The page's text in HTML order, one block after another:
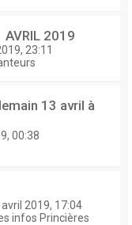
AVRIL 2019
23:11
13 avril à
00:38
avril 2019, 17:04
infos Princières